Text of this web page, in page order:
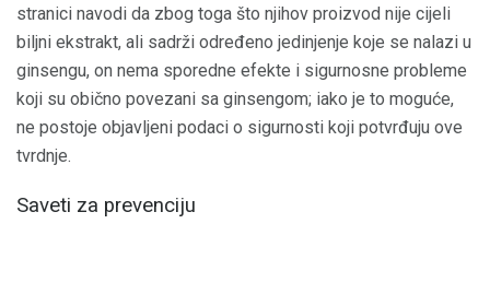
stranici navodi da zbog toga što njihov proizvod nije cijeli
biljni ekstrakt, ali sadrži određeno jedinjenje koje se nalazi u
ginsengu, on nema sporedne efekte i sigurnosne probleme
koji su obično povezani sa ginsengom; iako je to moguće,
ne postoje objavljeni podaci o sigurnosti koji potvrđuju ove
tvrdnje.
Saveti za prevenciju